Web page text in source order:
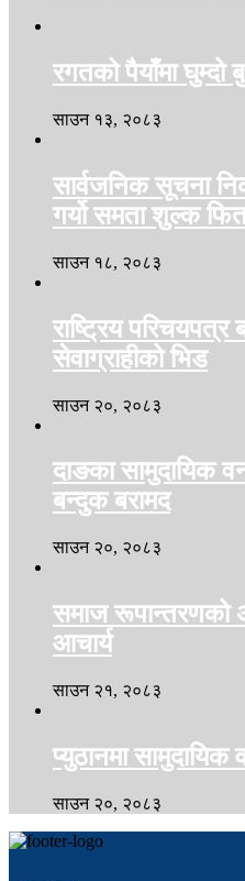
रगतको पैयाँमा
साउन १३, २०८३
सार्वजनिक सूचना
गर्यो समता शुल्क
साउन १८, २०८३
राष्ट्रिय परिचयपत्र
सेवाग्राहीको भिड
साउन २०, २०८३
दाङका सामुदायिक
बन्दुक बरामद
साउन २०, २०८३
समाज रूपान्तरणको
आचार्य
साउन २१, २०८३
प्युठानमा
साउन २०, २०८३